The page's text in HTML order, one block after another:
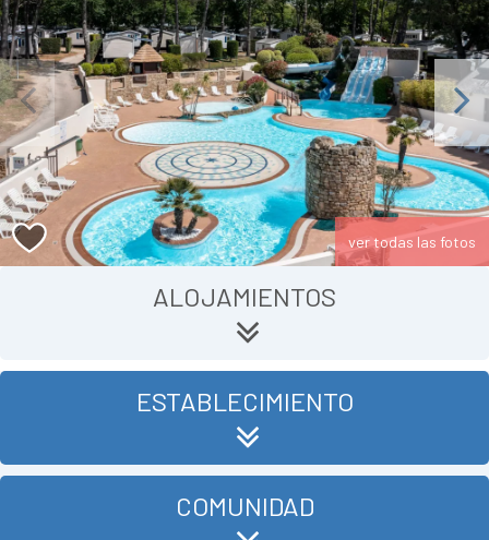
Next
ver todas las fotos
ALOJAMIENTOS
ESTABLECIMIENTO
COMUNIDAD